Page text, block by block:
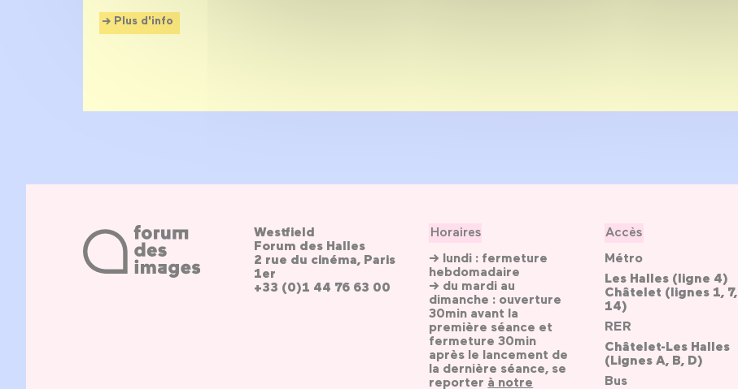
Plus d'info
Westfield
Forum des Halles
2 rue du cinéma, Paris
1er
+33 (0)1 44 76 63 00
Horaires
→ lundi : fermeture
hebdomadaire
→ du mardi au
dimanche : ouverture
30min avant la
première séance et
fermeture 30min
après le lancement de
la dernière séance, se
reporter à notre
Accès
Métro
Les Halles (ligne 4)
Châtelet (lignes 1, 7,
14)
RER
Châtelet-Les Halles
(Lignes A, B, D)
Bus